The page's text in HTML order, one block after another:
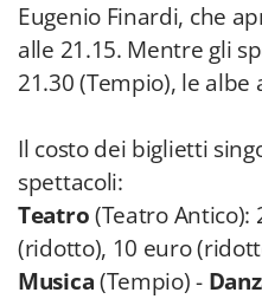
Eugenio Finardi, che
alle 21.15. Mentre gli
21.30 (Tempio), le albe
Il costo dei biglietti
spettacoli:
Teatro(Teatro Antico):
(ridotto), 10 euro
Musica(Tempio) -